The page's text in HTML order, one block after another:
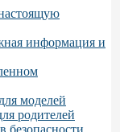
информация и
моделей
родителей
безопасности